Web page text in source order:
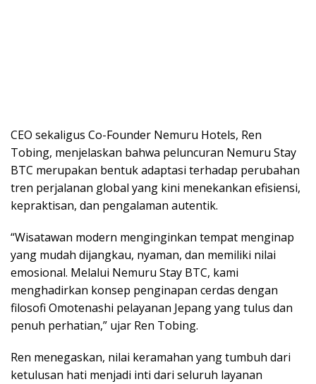
CEO sekaligus Co-Founder Nemuru Hotels, Ren
Tobing, menjelaskan bahwa peluncuran Nemuru Stay
BTC merupakan bentuk adaptasi terhadap perubahan
tren perjalanan global yang kini menekankan efisiensi,
kepraktisan, dan pengalaman autentik.
“Wisatawan modern menginginkan tempat menginap
yang mudah dijangkau, nyaman, dan memiliki nilai
emosional. Melalui Nemuru Stay BTC, kami
menghadirkan konsep penginapan cerdas dengan
filosofi Omotenashi pelayanan Jepang yang tulus dan
penuh perhatian,” ujar Ren Tobing.
Ren menegaskan, nilai keramahan yang tumbuh dari
ketulusan hati menjadi inti dari seluruh layanan